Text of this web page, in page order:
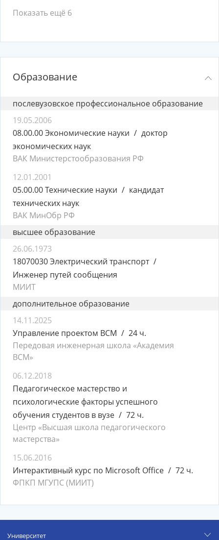
Показать ещё 6
Образование
послевузовское профессиональное образование
19.05.2006
08.00.00 Экономические науки
доктор
экономических наук
ВАК Министерстообразования РФ
12.01.2001
05.00.00 Технические науки
кандидат
технических наук
ВАК МинОбр РФ
высшее образование
26.06.1973
18070030 Электрический транспорт
Инженер путей сообщения
МИИТ
дополнительное образование
14.11.2025
Управление проектом ВСМ
24 ч.
Передовая инженерная школа «Академия
ВСМ»
06.12.2018
Педагогическое мастерство и
психологические факторы успешного
обучения студентов в вузе
72 ч.
Центр «Высшая школа педагогического
мастерства»
15.06.2016
Интерактивный курс по Microsoft Office
72 ч.
ФПКП МГУПС (МИИТ)
Университет